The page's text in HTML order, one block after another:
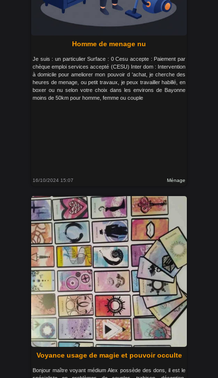
Homme de menage nu
Je suis : un particulier Surface : 0 Cesu accepte : Paiement par
chèque emploi services accepté (CESU) Inter dom : Intervention
à domicile pour ameliorer mon pouvoir d 'achat, je cherche des
heures de menage, ou petit travaux, je peux travailler habillé, en
boxer ou nu selon votre choix dans les environs de Bayonne
moins de 50km pour homme, femme ou couple
16/10/2024 15:07 Ménage
Voyance usage de magie et pouvoir occulte
Bonjour maître voyant médium Alex possède des dons, il est le